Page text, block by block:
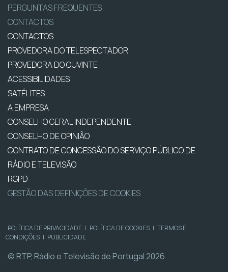
PERGUNTAS FREQUENTES
CONTACTOS
CONTACTOS
PROVEDORA DO TELESPECTADOR
PROVEDORA DO OUVINTE
ACESSIBILIDADES
SATÉLITES
A EMPRESA
CONSELHO GERAL INDEPENDENTE
CONSELHO DE OPINIÃO
CONTRATO DE CONCESSÃO DO SERVIÇO PÚBLICO DE
RÁDIO E TELEVISÃO
RGPD
GESTÃO DAS DEFINIÇÕES DE COOKIES
POLÍTICA DE PRIVACIDADE | POLÍTICA DE COOKIES | TERMOS E
CONDIÇÕES | PUBLICIDADE
© RTP, Rádio e Televisão de Portugal 2026